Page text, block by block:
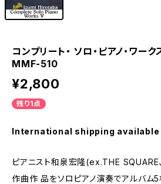
コンプリート・ ソロ・ピアノ・ワ
MMF-510
¥2,800
残り1点
International shipping available
ピアニスト和泉宏隆(ex.THE
作曲作 品をソロピアノ演奏でアルバム